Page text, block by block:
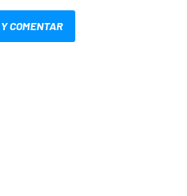
COMENTAR